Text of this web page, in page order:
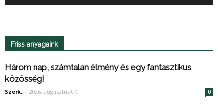
Friss anyagaink
Három nap, számtalan élmény és egy fantasztikus
közösség!
Szerk. - 2026. augusztus 07. 0